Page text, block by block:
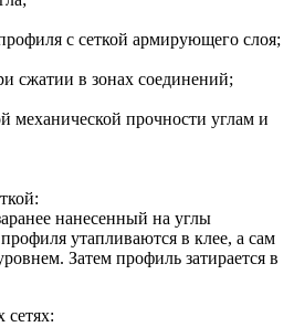
с сеткой армирующего слоя;
сжатии в зонах соединений;
механической прочности углам и
нанесенный на углы
утапливаются в клее, а сам
Затем профиль затирается в
сетях: